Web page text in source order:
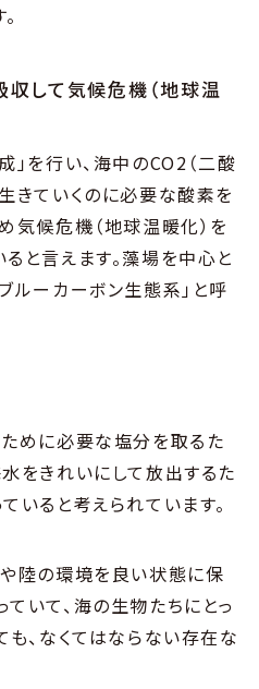
して気候危機（地球温
」を行い、海中のCO2（二酸
きていくのに必要な酸素を
気候危機（地球温暖化）を
と言えます。藻場を中心と
ルーカーボン生態系」と呼
めに必要な塩分を取るた
をきれいにして放出するた
いると考えられています。
陸の環境を良い状態に保
いて、海の生物たちにとっ
も、なくてはならない存在な